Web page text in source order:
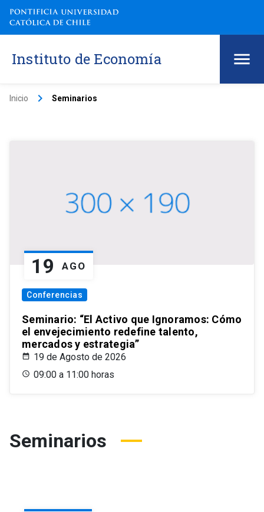
Instituto de Economía
Inicio keyboard_arrow_right Seminarios
19 AGO
Conferencias
Seminario: “El Activo que Ignoramos: Cómo
el envejecimiento redefine talento,
mercados y estrategia”
19 de Agosto de 2026
09:00 a 11:00 horas
Seminarios